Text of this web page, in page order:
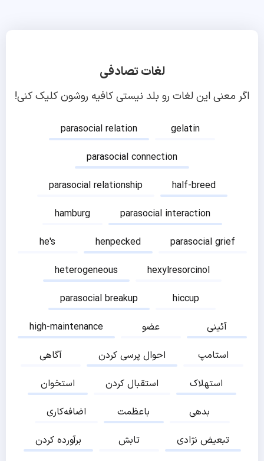
لغات تصادفی
اگر معنی این لغات رو بلد نیستی کافیه روشون کلیک کنی!
parasocial relation
gelatin
parasocial connection
parasocial relationship
half-breed
hamburg
parasocial interaction
he's
henpecked
parasocial grief
heterogeneous
hexylresorcinol
parasocial breakup
hiccup
high-maintenance
عضو
آئینی
آگاهی
احوال پرسی کردن
استامپ
استخوان
استقبال کردن
استهلاک
اضافه‌کاری
باعظمت
بدهی
برآورده کردن
تابش
تبعیض نژادی